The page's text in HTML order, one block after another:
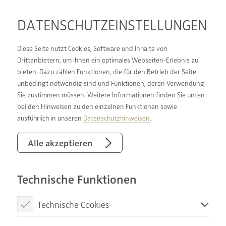
DATENSCHUTZ­EINSTELLUNGEN
Diese Seite nutzt Cookies, Software und Inhalte von
Drittanbietern, um Ihnen ein optimales Webseiten-Erlebnis zu
bieten. Dazu zählen Funktionen, die für den Betrieb der Seite
unbedingt notwendig sind und Funktionen, deren Verwendung
Sie zustimmen müssen. Weitere Informationen finden Sie unten
bei den Hinweisen zu den einzelnen Funktionen sowie
ausführlich in unseren Datenschutzhinweisen.
Alle akzeptieren
Technische Funktionen
Technische Cookies
BERUFLICHE
PERSPEKTIVE:
FINDEN SIE BEI UNS
Heizungsbauer und Badinstallateure umgehen:
Trinkwasser. Das Sanitär-, Heizung- und